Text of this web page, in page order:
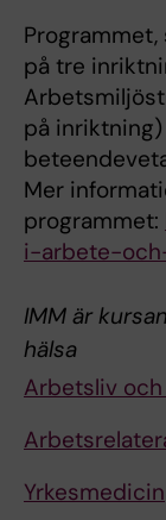
på tre
på
Mer
programmet:
i-arbete-
IMM är
hälsa
Arbetsliv och
Yrkesmedicin